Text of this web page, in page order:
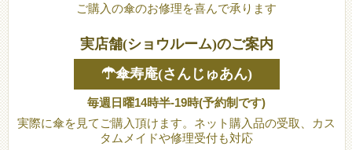
ご購入の傘のお修理を喜んで承ります
実店舗(ショウルーム)のご案内
☂傘寿庵(さんじゅあん)
毎週日曜14時半-19時(予約制です)
実際に傘を見てご購入頂けます。ネット購入品の受取、カス
タムメイドや修理受付も対応